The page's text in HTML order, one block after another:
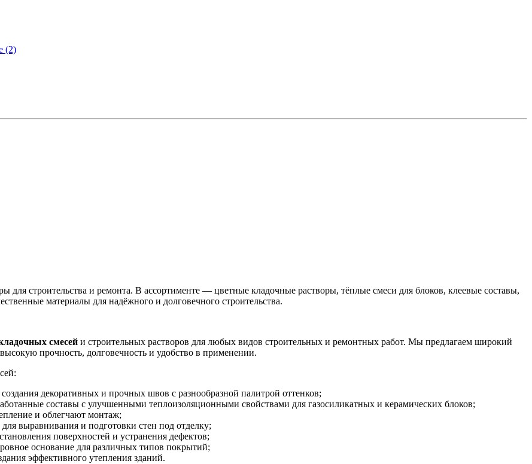
(2)
для строительства и ремонта. В ассортименте — цветные кладочные растворы, тёплые смеси для блоков, клеевые составы,
материалы для надёжного и долговечного строительства.
смесей и строительных растворов для любых видов строительных и ремонтных работ. Мы предлагаем широкий
прочность, долговечность и удобство в применении.
декоративных и прочных швов с разнообразной палитрой оттенков;
составы с улучшенными теплоизоляционными свойствами для газосиликатных и керамических блоков;
и облегчают монтаж;
выравнивания и подготовки стен под отделку;
поверхностей и устранения дефектов;
основание для различных типов покрытий;
эффективного утепления зданий.